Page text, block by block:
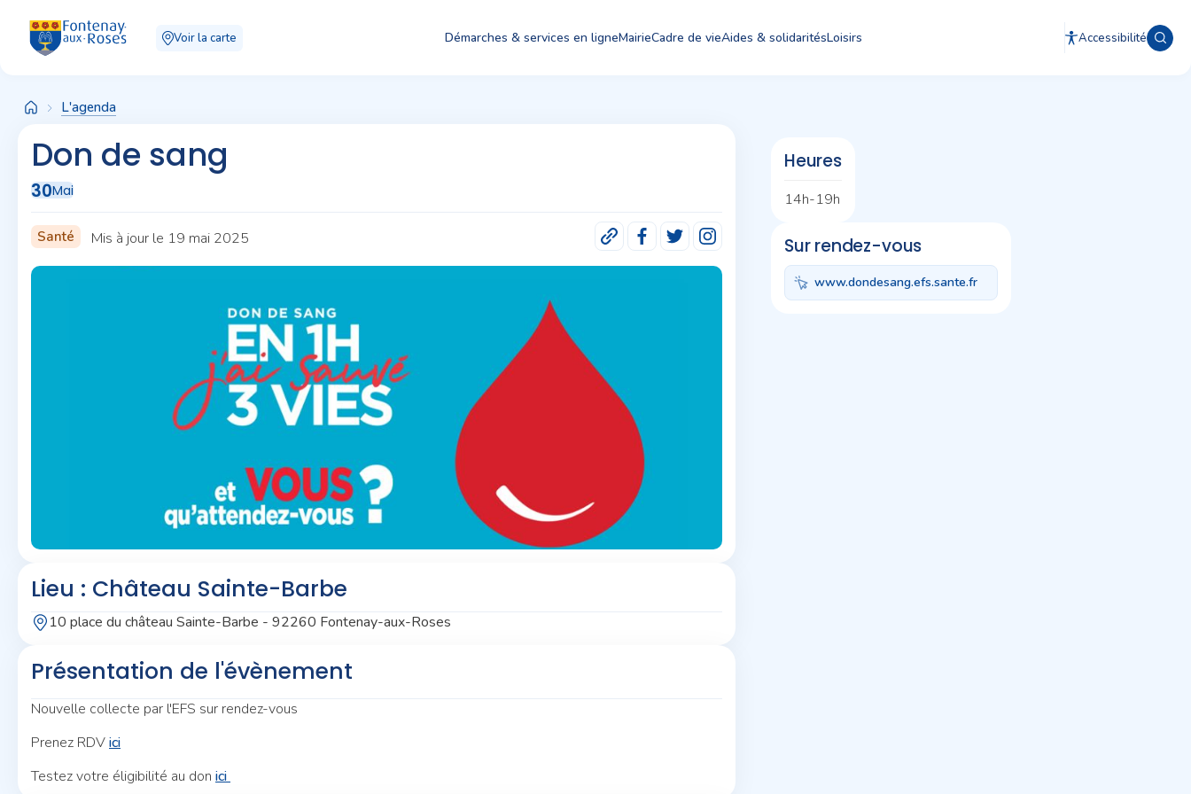
Voir la carte Démarches & services en ligneMairieCadre de vieAides & solidaritésLoisirs Accessibilité
L'agenda
Don de sang
30Mai
Santé Mis à jour le 19 mai 2025
Lieu : Château Sainte-Barbe
10 place du château Sainte-Barbe - 92260 Fontenay-aux-Roses
Présentation de l'évènement
Nouvelle collecte par l'EFS sur rendez-vous
Prenez RDVici
Testez votre éligibilité au don ici
Heures
14h-19h
Sur rendez-vous
www.dondesang.efs.sante.fr